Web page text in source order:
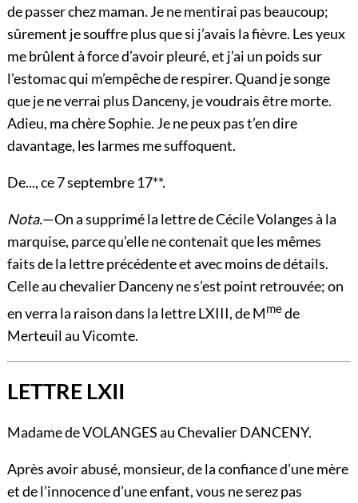
de passer chez maman. Je ne mentirai pas beaucoup;
sûrement je souffre plus que si j’avais la fièvre. Les yeux
me brûlent à force d’avoir pleuré, et j’ai un poids sur
l’estomac qui m’empêche de respirer. Quand je songe
que je ne verrai plus Danceny, je voudrais être morte.
Adieu, ma chère Sophie. Je ne peux pas t’en dire
davantage, les larmes me suffoquent.
De..., ce 7 septembre 17**.
Nota.—On a supprimé la lettre de Cécile Volanges à la
marquise, parce qu’elle ne contenait que les mêmes
faits de la lettre précédente et avec moins de détails.
Celle au chevalier Danceny ne s’est point retrouvée; on
en verra la raison dans la lettreLXIII, de Mmede
Merteuil au Vicomte.
LETTRE LXII
Madame de VOLANGES au Chevalier DANCENY.
Après avoir abusé, monsieur, de la confiance d’une mère
et de l’innocence d’une enfant, vous ne serez pas